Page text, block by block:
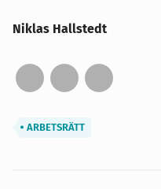
Niklas Hallstedt
ARBETSRÄTT